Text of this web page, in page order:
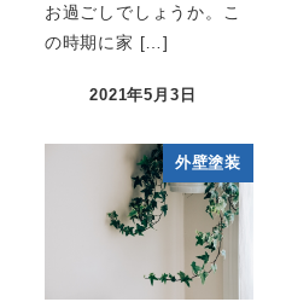
お過ごしでしょうか。こ
の時期に家 […]
2021年5月3日
外壁塗装